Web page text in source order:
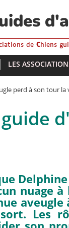
de Chiens
LES
perd à son tour la
nuage à
aveugle
Les